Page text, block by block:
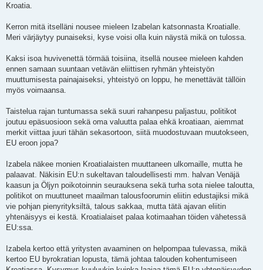
e
i
Kroatia.
Kerron mitä itselläni nousee mieleen Izabelan katsonnasta Kroatialle.
Meri värjäytyy punaiseksi, kyse voisi olla kuin näystä mikä on tulossa.
Kaksi isoa huvivenettä törmää toisiina, itsellä nousee mieleen kahden
ennen samaan suuntaan vetävän eliittisen ryhmän yhteistyön
muuttumisesta painajaiseksi, yhteistyö on loppu, he menettävät tällöin
myös voimaansa.
Taistelua rajan tuntumassa sekä suuri rahanpesu paljastuu, politikot
joutuu epäsuosioon sekä oma valuutta palaa ehkä kroatiaan, aiemmat
merkit viittaa juuri tähän sekasortoon, siitä muodostuvaan muutokseen,
EU eroon jopa?
Izabela näkee monien Kroatialaisten muuttaneen ulkomaille, mutta he
palaavat. Näkisin EU:n sukeltavan taloudellisesti mm. halvan Venäjä
kaasun ja Öljyn poikotoinnin seurauksena sekä turha sota nielee taloutta,
politikot on muuttuneet maailman talousfoorumin eliitin edustajiksi mikä
vie pohjan pienyrityksiltä, talous sakkaa, mutta tätä ajavan eliitin
yhtenäisyys ei kestä. Kroatialaiset palaa kotimaahan töiden vähetessä
EU:ssa.
Izabela kertoo että yritysten avaaminen on helpompaa tulevassa, mikä
kertoo EU byrokratian lopusta, tämä johtaa talouden kohentumiseen